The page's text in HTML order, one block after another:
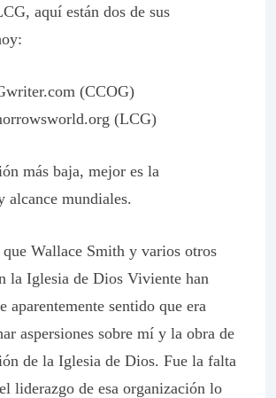
aquí están dos de sus
(CCOG)
(LCG)
más baja, mejor es la
alcance mundiales.
que Wallace Smith y varios otros
la Iglesia de Dios Viviente han
aparentemente sentido que era
aspersiones sobre mí y la obra de
de la Iglesia de Dios. Fue la falta
liderazgo de esa organización lo